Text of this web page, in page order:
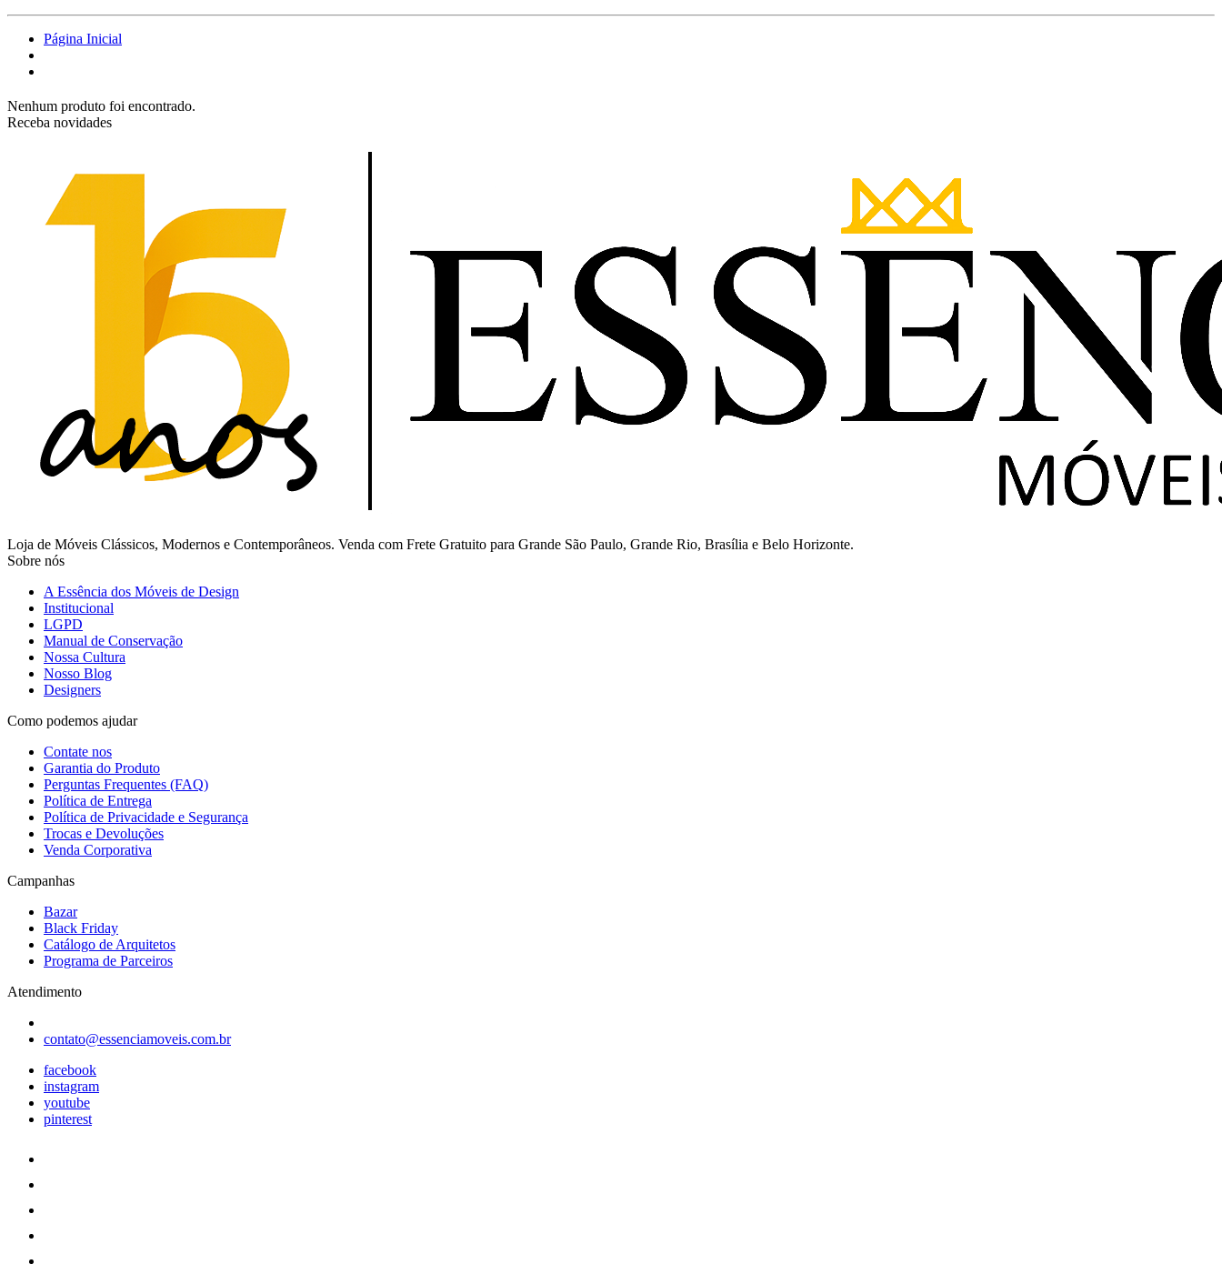
Página Inicial
Nenhum produto foi encontrado.
Receba novidades
Loja de Móveis Clássicos, Modernos e Contemporâneos. Venda com Frete Gratuito para Grande São Paulo, Grande Rio, Brasília e Belo Horizonte.
Sobre nós
A Essência dos Móveis de Design
Institucional
LGPD
Manual de Conservação
Nossa Cultura
Nosso Blog
Designers
Como podemos ajudar
Contate nos
Garantia do Produto
Perguntas Frequentes (FAQ)
Política de Entrega
Política de Privacidade e Segurança
Trocas e Devoluções
Venda Corporativa
Campanhas
Bazar
Black Friday
Catálogo de Arquitetos
Programa de Parceiros
Atendimento
contato@essenciamoveis.com.br
facebook
instagram
youtube
pinterest